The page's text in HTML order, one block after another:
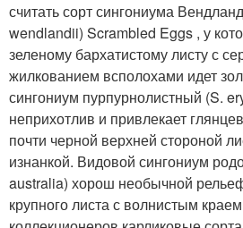
считать сорт сингониума
wendlandii) Scrambled Eggs , у
зеленому бархатистому листу с
жилкованием всполохами идет
сингониум пурпурнолистный (S.
неприхотлив и привлекает
почти черной верхней стороной
изнанкой. Видовой сингониум
australia) хорош необычной
крупного листа с волнистым